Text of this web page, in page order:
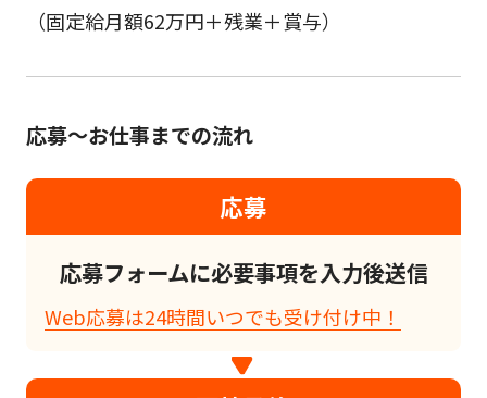
（固定給月額62万円＋残業＋賞与）
応募～お仕事までの流れ
応募
応募フォームに必要事項を入力後送信
Web応募は24時間いつでも受け付け中！